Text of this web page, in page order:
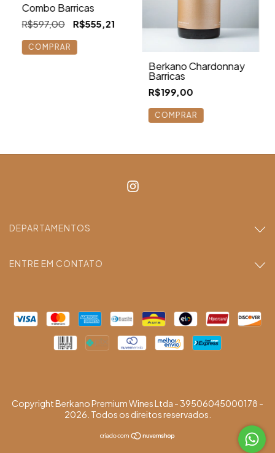
Combo Barricas
R$597,00 R$555,21
Berkano Chardonnay
Barricas
R$199,00
COMPRAR
DEPARTAMENTOS
ENTRE EM CONTATO
Copyright Berkano Premium Wines Ltda - 39506045000178 -
2026. Todos os direitos reservados.